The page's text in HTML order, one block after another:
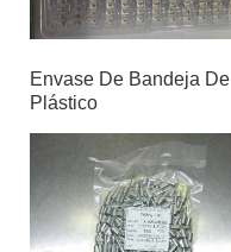
Envase De Bandeja De
Plástico